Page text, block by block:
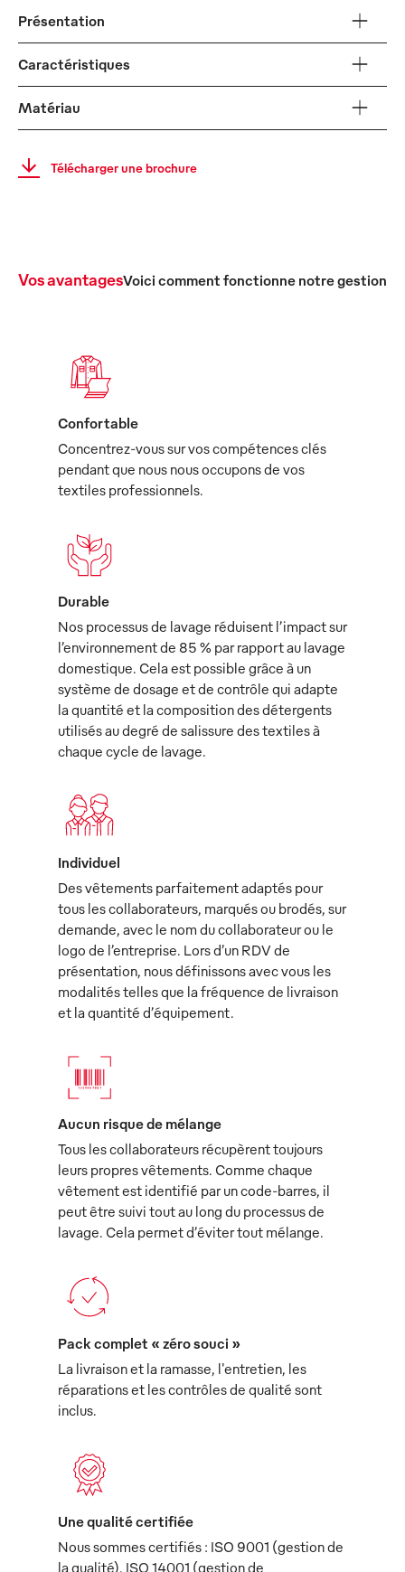
Présentation
Caractéristiques
Matériau
Télécharger une brochure
Vos avantagesVoici comment fonctionne notre gestion
Confortable
Concentrez-vous sur vos compétences clés
pendant que nous nous occupons de vos
textiles professionnels.
Durable
Nos processus de lavage réduisent l’impact sur
l’environnement de 85 % par rapport au lavage
domestique. Cela est possible grâce à un
système de dosage et de contrôle qui adapte
la quantité et la composition des détergents
utilisés au degré de salissure des textiles à
chaque cycle de lavage.
Individuel
Des vêtements parfaitement adaptés pour
tous les collaborateurs, marqués ou brodés, sur
demande, avec le nom du collaborateur ou le
logo de l’entreprise. Lors d’un RDV de
présentation, nous définissons avec vous les
modalités telles que la fréquence de livraison
et la quantité d’équipement.
Aucun risque de mélange
Tous les collaborateurs récupèrent toujours
leurs propres vêtements. Comme chaque
vêtement est identifié par un code-barres, il
peut être suivi tout au long du processus de
lavage. Cela permet d’éviter tout mélange.
Pack complet « zéro souci »
La livraison et la ramasse, l'entretien, les
réparations et les contrôles de qualité sont
inclus.
Une qualité certifiée
Nous sommes certifiés : ISO 9001 (gestion de
la qualité), ISO 14001 (gestion de